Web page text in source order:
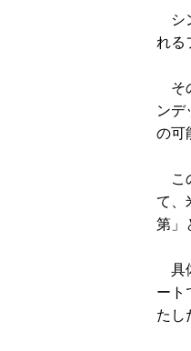
シ
れる
そ
ンデ
の可
こ
て、
第」
具
ート
たし